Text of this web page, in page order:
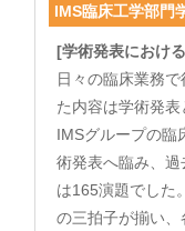
IMS臨床工学部門
[学術発表におけ
日々の臨床業務
た内容は学術発表
IMSグループの臨
術発表へ臨み、
は165演題でした
の三拍子が揃い